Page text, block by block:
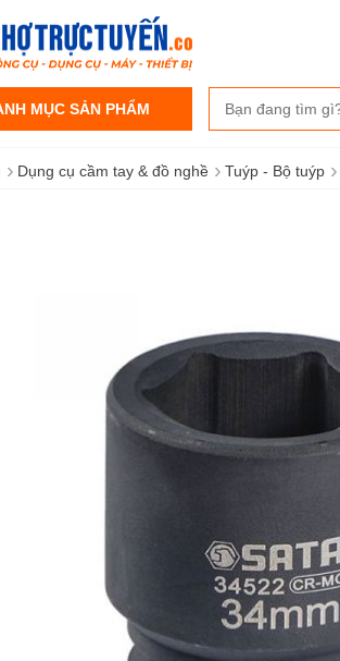
MỤC SẢN PHẨM
› Dụng cụ cầm tay & đồ nghề › Tuýp - Bộ tuýp ›